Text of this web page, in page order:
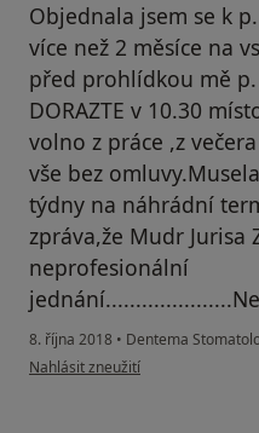
Objednala jsem se k
více než 2 měsíce na
před prohlídkou mě
DORAZTE v 10.30
volno z práce ,z
vše bez
týdny na náhrádní
zpráva,že Mudr Jurisa
neprofesionální
8. října 2018 • Dentema
podle názoru uživatele Ivo Krupicka
Nahlásit zneužití